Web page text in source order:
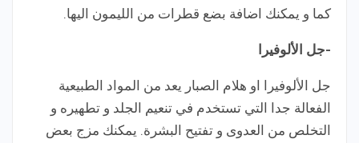
كما و يمكنك اضافة بضع قطرات من الليمون اليها.
-جل الألوفيرا
جل الألوفيرا او هلام الصبار يعد من المواد الطبيعية
الفعالة جدا التي تستخدم في تنعيم الجلد و تطهيره و
التخلص من العدوى و تفتيح البشرة. يمكنك مزج بعض